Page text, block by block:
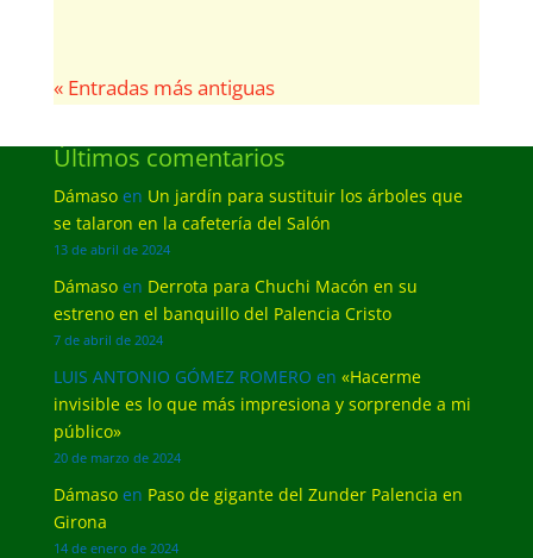
« Entradas más antiguas
Últimos comentarios
Dámasoen Un jardín para sustituir los árboles que
se talaron en la cafetería del Salón
13 de abril de 2024
Dámasoen Derrota para Chuchi Macón en su
estreno en el banquillo del Palencia Cristo
7 de abril de 2024
LUIS ANTONIO GÓMEZ ROMERO en «Hacerme
invisible es lo que más impresiona y sorprende a mi
público»
20 de marzo de 2024
Dámasoen Paso de gigante del Zunder Palencia en
Girona
14 de enero de 2024